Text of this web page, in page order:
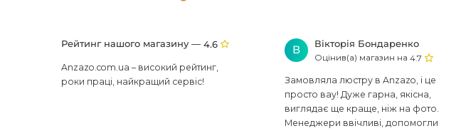
Рейтинг нашого магазину —4.6
Anzazo.com.ua – високий рейтинг,
роки праці, найкращий сервіс!
В
Вікторія Бондаренко
Оцінив(а) магазин на4.7
Замовляла люстру в Anzazo, і це
просто вау! Дуже гарна, якісна,
виглядає ще краще, ніж на фото.
Менеджери ввічливі, допомогли